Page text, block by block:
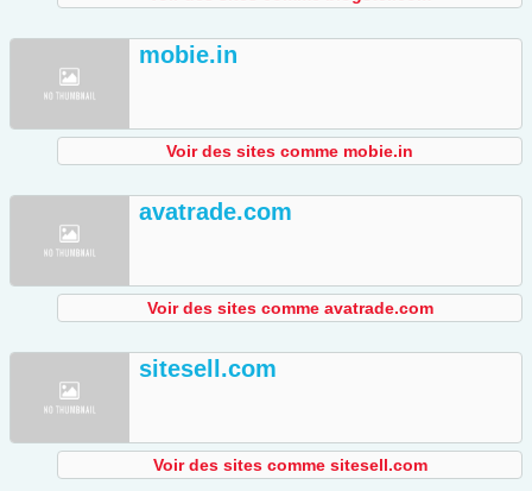
mobie.in
Voir des sites comme mobie.in
avatrade.com
Voir des sites comme avatrade.com
sitesell.com
Voir des sites comme sitesell.com